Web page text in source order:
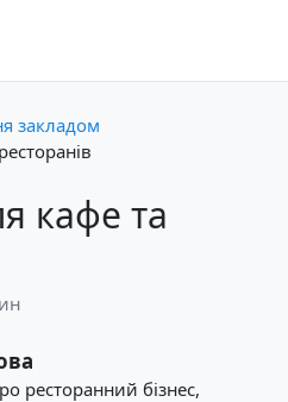
закладом
кафе та
ресторанний бізнес,